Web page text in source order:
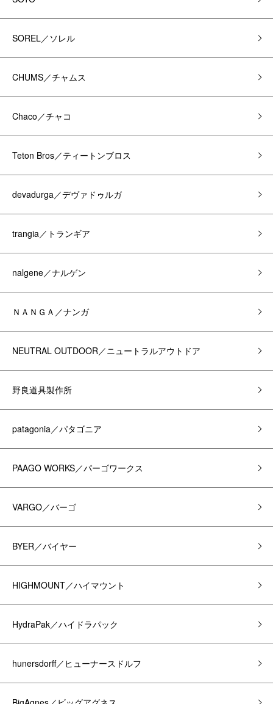
SOREL／ソレル
CHUMS／チャムス
Chaco／チャコ
Teton Bros／ティートンブロス
devadurga／デヴァドゥルガ
trangia／トランギア
nalgene／ナルゲン
ＮＡＮＧＡ／ナンガ
NEUTRAL OUTDOOR／ニュートラルアウトドア
野良道具製作所
patagonia／パタゴニア
PAAGO WORKS／パーゴワークス
VARGO／バーゴ
BYER／バイヤー
HIGHMOUNT／ハイマウント
HydraPak／ハイドラパック
hunersdorff／ヒューナースドルフ